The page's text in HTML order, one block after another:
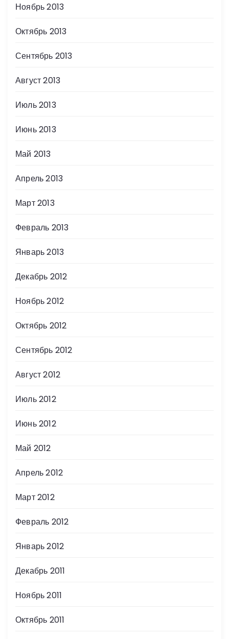
Ноябрь 2013
Октябрь 2013
Сентябрь 2013
Август 2013
Июль 2013
Июнь 2013
Май 2013
Апрель 2013
Март 2013
Февраль 2013
Январь 2013
Декабрь 2012
Ноябрь 2012
Октябрь 2012
Сентябрь 2012
Август 2012
Июль 2012
Июнь 2012
Май 2012
Апрель 2012
Март 2012
Февраль 2012
Январь 2012
Декабрь 2011
Ноябрь 2011
Октябрь 2011